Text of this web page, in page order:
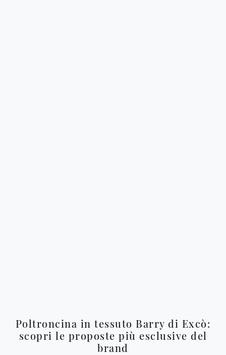
Poltroncina in tessuto Barry di Excò:
scopri le proposte più esclusive del
brand